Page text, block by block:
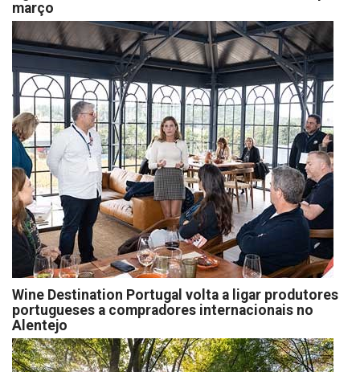
março
Wine Destination Portugal volta a ligar produtores
portugueses a compradores internacionais no
Alentejo